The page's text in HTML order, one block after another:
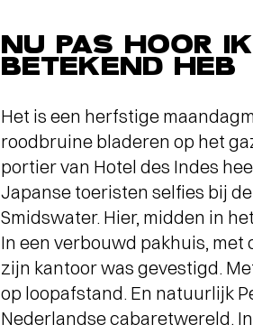
NU PAS HOOR
BETEKEND HEB
Het is een herfstige
roodbruine bladeren op het
portier van Hotel des Indes
Japanse toeristen selfies bij
Smidswater. Hier, midden in
In een verbouwd pakhuis,
zijn kantoor was gevestigd.
op loopafstand. En natuurlijk
Nederlandse cabaretwereld.